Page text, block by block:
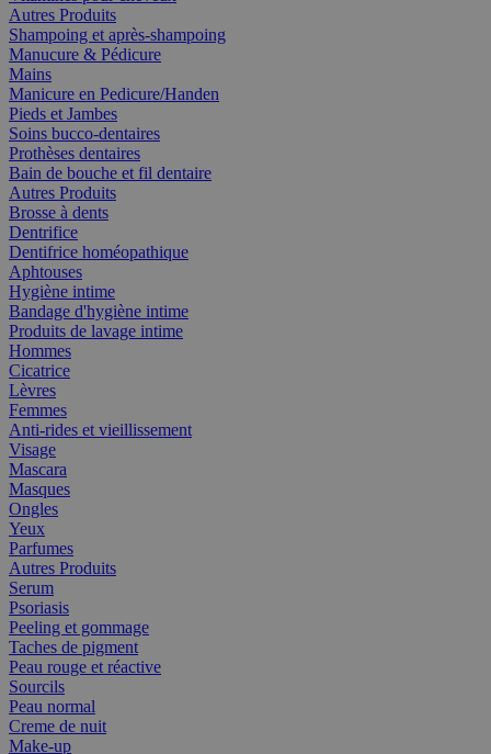
Autres Produits
Shampoing et après-shampoing
Manucure & Pédicure
Mains
Manicure en Pedicure/Handen
Pieds et Jambes
Soins bucco-dentaires
Prothèses dentaires
Bain de bouche et fil dentaire
Autres Produits
Brosse à dents
Dentrifice
Dentifrice homéopathique
Aphtouses
Hygiène intime
Bandage d'hygiène intime
Produits de lavage intime
Hommes
Cicatrice
Lèvres
Femmes
Anti-rides et vieillissement
Visage
Mascara
Masques
Ongles
Yeux
Parfumes
Autres Produits
Serum
Psoriasis
Peeling et gommage
Taches de pigment
Peau rouge et réactive
Sourcils
Peau normal
Creme de nuit
Make-up